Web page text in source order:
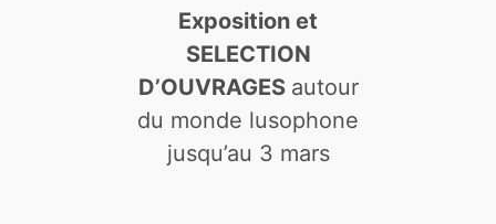
Exposition et
SELECTION
D’OUVRAGES autour
du monde lusophone
jusqu’au 3 mars